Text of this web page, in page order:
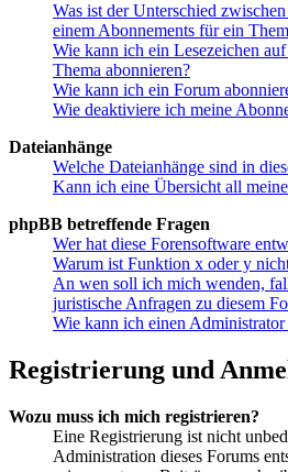
Was ist der Unterschied
einem Abonnements für ein
Wie kann ich ein Lesezeichen
Thema abonnieren?
Wie kann ich ein Forum
Wie deaktiviere ich meine
Dateianhänge
Welche Dateianhänge sind in
Kann ich eine Übersicht all
phpBB betreffende Fragen
Wer hat diese Forensoftware
Warum ist Funktion x oder y
An wen soll ich mich wenden,
juristische Anfragen zu diesem
Wie kann ich einen
Registrierung und
Wozu muss ich mich registrieren?
Eine Registrierung ist nicht
Administration dieses Forums